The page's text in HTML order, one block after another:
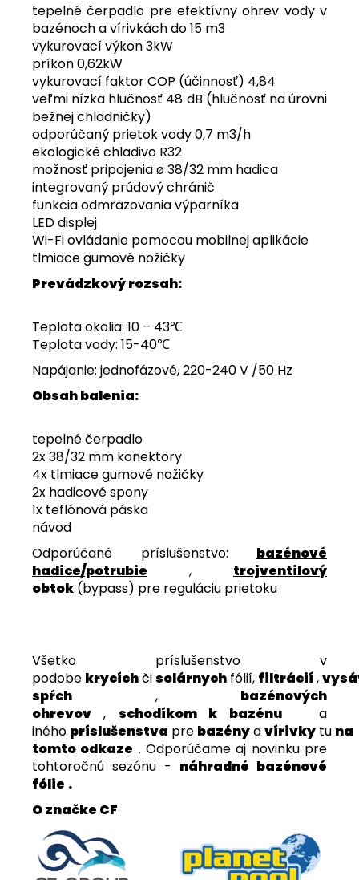
tepelné čerpadlo pre efektívny ohrev vody v
bazénoch a vírivkách do 15 m3
vykurovací výkon 3kW
príkon 0,62kW
vykurovací faktor COP (účinnosť) 4,84
veľmi nízka hlučnosť 48 dB (hlučnosť na úrovni
bežnej chladničky)
odporúčaný prietok vody 0,7 m3/h
ekologické chladivo R32
možnosť pripojeniaø38/32 mm hadica
integrovaný prúdový chránič
funkcia odmrazovania výparníka
LED displej
Wi-Fi ovládanie pomocou mobilnej aplikácie
tlmiace gumové nožičky
Prevádzkový rozsah:
Teplota okolia: 10 – 43℃
Teplota vody: 15-40℃
Napájanie: jednofázové, 220-240 V /50 Hz
Obsah balenia:
tepelné čerpadlo
2x 38/32 mm konektory
4x tlmiace gumové nožičky
2x hadicové spony
1x teflónová páska
návod
Odporúčané príslušenstvo: bazénové
hadice/potrubie , trojventilový
obtok (bypass) pre reguláciu prietoku
Všetko príslušenstvo v
podobe krycíchčisolárnych fólií, filtrácií ,
spŕch , bazénových
ohrevov , schodíkom k bazénua
iného príslušenstva pre bazényavírivky tu na
tomto odkaze . Odporúčame aj novinku pre
tohtoročnú sezónu - náhradné bazénové
fólie .
O značke CF